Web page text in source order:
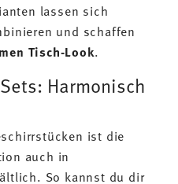
lassen sich
und schaffen
Tisch-Look.
Harmonisch
ist die
auch in
So kannst du dir